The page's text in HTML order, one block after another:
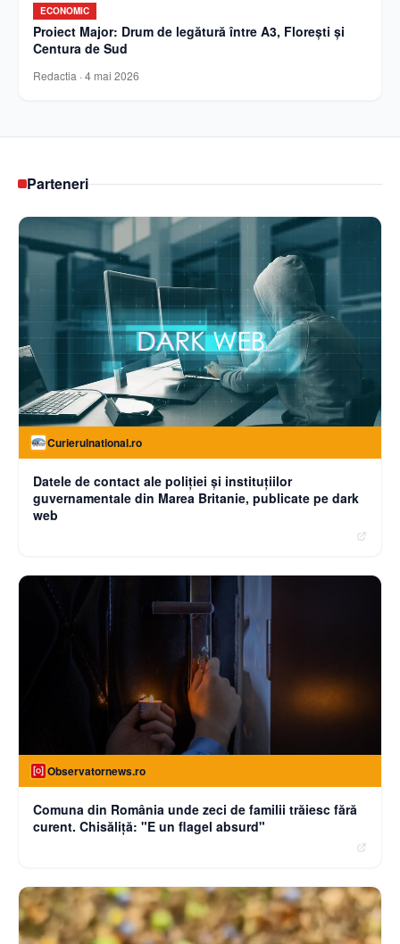
ECONOMIC
Proiect Major: Drum de legătură între A3, Florești și
Centura de Sud
Redactia · 4 mai 2026
Parteneri
Curierulnational.ro
Datele de contact ale poliției și instituțiilor
guvernamentale din Marea Britanie, publicate pe dark
web
Observatornews.ro
Comuna din România unde zeci de familii trăiesc fără
curent. Chisăliţă: "E un flagel absurd"